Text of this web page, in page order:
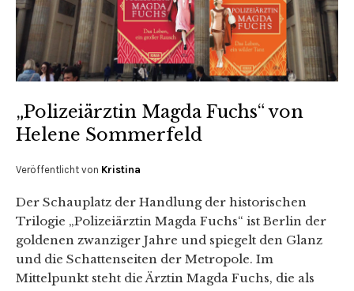
„Polizeiärztin Magda Fuchs“ von
Helene Sommerfeld
Veröffentlicht von Kristina
Der Schauplatz der Handlung der historischen
Trilogie „Polizeiärztin Magda Fuchs“ ist Berlin der
goldenen zwanziger Jahre und spiegelt den Glanz
und die Schattenseiten der Metropole. Im
Mittelpunkt steht die Ärztin Magda Fuchs, die als